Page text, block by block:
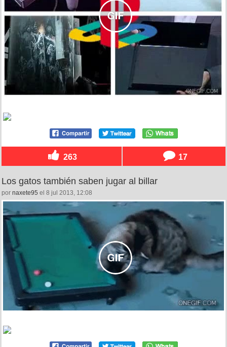
263 17
Los gatos también saben jugar al billar
por naxete95 el 8 jul 2013, 12:08